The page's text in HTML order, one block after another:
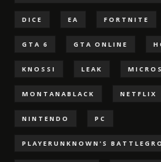
DICE EA FORTNITE
GTA 6 GTA ONLINE
KNOSSI LEAK
MONTANABLACK NETFLIX
NINTENDO PC
PLAYERUNKNOWN'S